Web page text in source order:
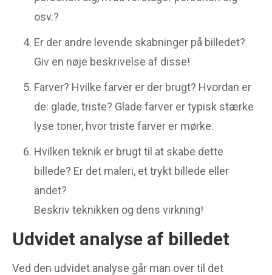
osv.?
Er der andre levende skabninger på billedet?
Giv en nøje beskrivelse af disse!
Farver? Hvilke farver er der brugt? Hvordan er
de: glade, triste? Glade farver er typisk stærke
lyse toner, hvor triste farver er mørke.
Hvilken teknik er brugt til at skabe dette
billede? Er det maleri, et trykt billede eller
andet?
Beskriv teknikken og dens virkning!
Udvidet analyse af billedet
Ved den udvidet analyse går man over til det